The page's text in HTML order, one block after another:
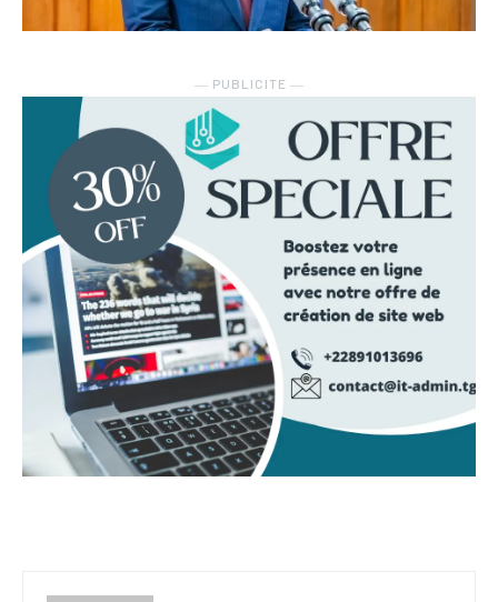
― PUBLICITE ―